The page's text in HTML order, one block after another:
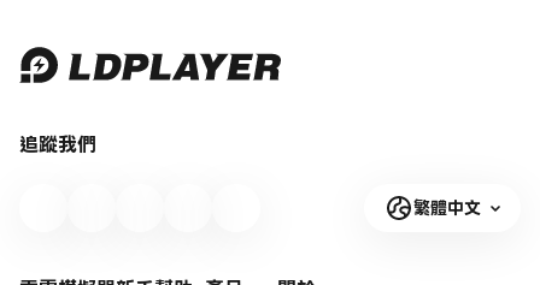
追蹤我們
繁體中文